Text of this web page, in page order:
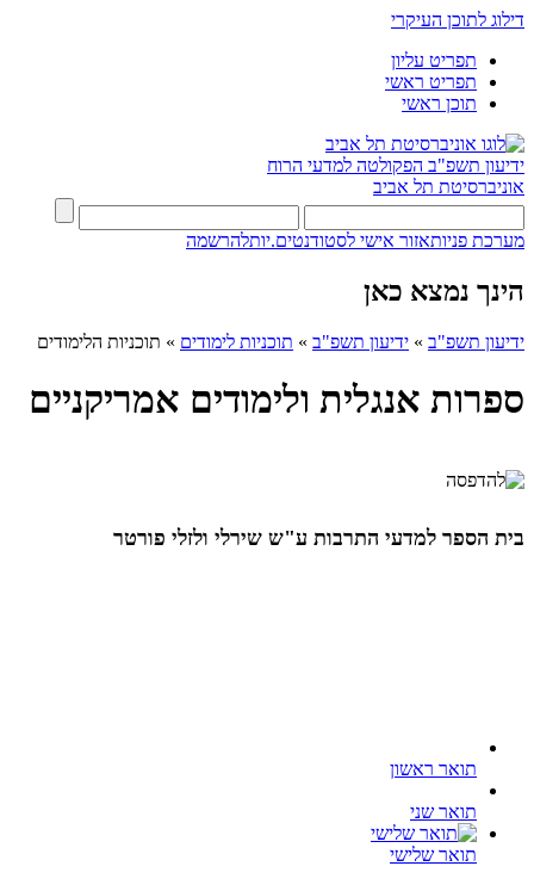
דילוג לתוכן העיקרי
תפריט עליון
תפריט ראשי
תוכן ראשי
ידיעון תשפ"ב הפקולטה למדעי הרוח
אוניברסיטת תל אביב
מערכת פניותאזור אישי לסטודנטים.יותלהרשמה
הינך נמצא כאן
ידיעון תשפ"ב » ידיעון תשפ"ב » תוכניות לימודים » תוכניות הלימודים
ספרות אנגלית ולימודים אמריקניים
בית הספר למדעי התרבות ע"ש שירלי ולזלי פורטר
תואר ראשון
תואר שני
תואר שלישי